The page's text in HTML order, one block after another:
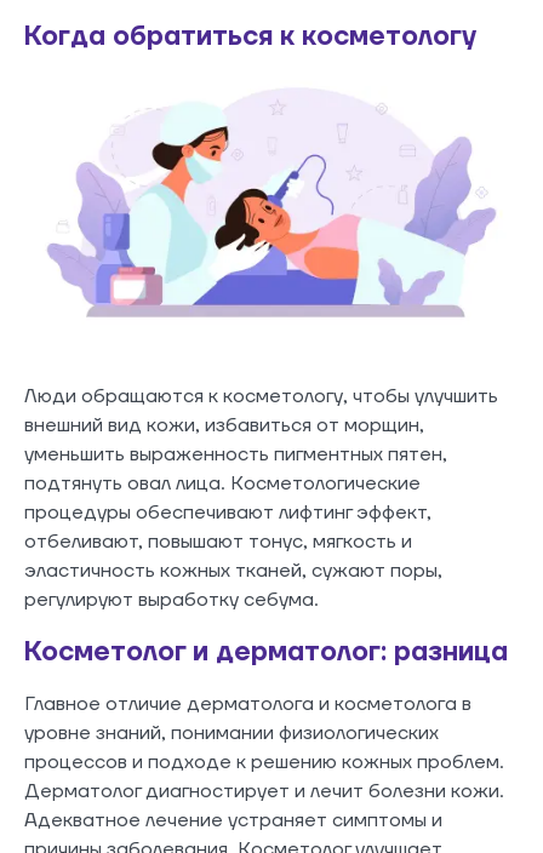
Когда обратиться к косметологу
Люди обращаются к косметологу, чтобы улучшить
внешний вид кожи, избавиться от морщин,
уменьшить выраженность пигментных пятен,
подтянуть овал лица. Косметологические
процедуры обеспечивают лифтинг эффект,
отбеливают, повышают тонус, мягкость и
эластичность кожных тканей, сужают поры,
регулируют выработку себума.
Косметолог и дерматолог: разница
Главное отличие дерматолога и косметолога в
уровне знаний, понимании физиологических
процессов и подходе к решению кожных проблем.
Дерматолог диагностирует и лечит болезни кожи.
Адекватное лечение устраняет симптомы и